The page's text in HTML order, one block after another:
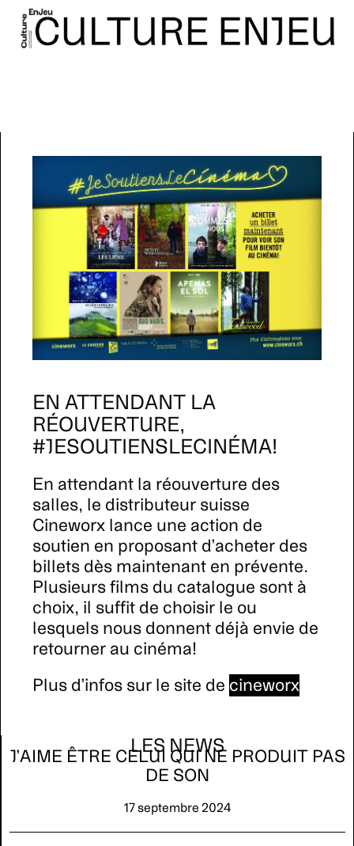
EN ATTENDANT LA
RÉOUVERTURE,
#JESOUTIENSLECINÉMA!
En attendant la réouverture des
salles, le distributeur suisse
Cineworx lance une action de
soutien en proposant d’acheter des
billets dès maintenant en prévente.
Plusieurs films du catalogue sont à
choix, il suffit de choisir le ou
lesquels nous donnent déjà envie de
retourner au cinéma!
Plus d’infos sur le site de cineworx
LES NEWS
J’AIME ÊTRE CELUI QUI NE PRODUIT PAS
DE SON
17 septembre 2024